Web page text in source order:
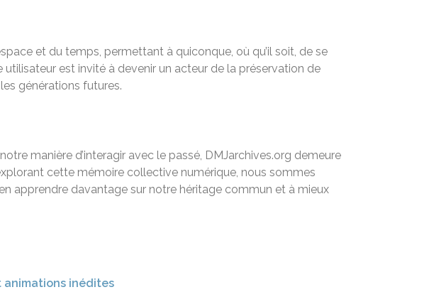
et du temps, permettant à quiconque, où qu’il soit, de se
est invité à devenir un acteur de la préservation de
générations futures.
manière d’interagir avec le passé, DMJarchives.org demeure
cette mémoire collective numérique, nous sommes
apprendre davantage sur notre héritage commun et à mieux
animations inédites